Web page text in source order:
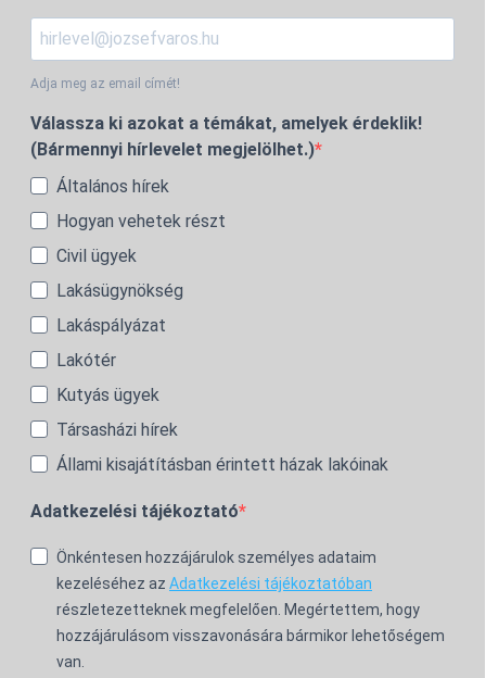
Adja meg az email címét!
Válassza ki azokat a témákat, amelyek érdeklik!
(Bármennyi hírlevelet megjelölhet.)
Általános hírek
Hogyan vehetek részt
Civil ügyek
Lakásügynökség
Lakáspályázat
Lakótér
Kutyás ügyek
Társasházi hírek
Állami kisajátításban érintett házak lakóinak
Adatkezelési tájékoztató
Önkéntesen hozzájárulok személyes adataim
kezeléséhez az Adatkezelési tájékoztatóban
részletezetteknek megfelelően. Megértettem, hogy
hozzájárulásom visszavonására bármikor lehetőségem
van.